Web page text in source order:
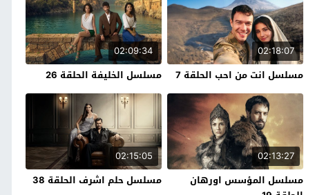
02:18:07
مسلسل انت من احب الحلقة 7
02:09:34
مسلسل الخليفة الحلقة 26
02:13:27
مسلسل المؤسس اورهان
02:15:05
مسلسل حلم اشرف الحلقة 38